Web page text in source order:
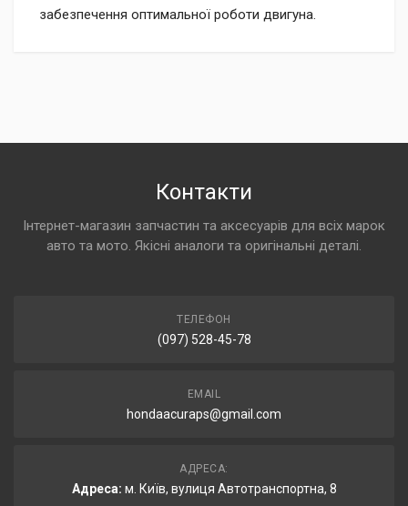
забезпечення оптимальної роботи двигуна.
Контакти
Інтернет-магазин запчастин та аксесуарів для всіх марок
авто та мото. Якісні аналоги та оригінальні деталі.
ТЕЛЕФОН
(097) 528-45-78
EMAIL
hondaacuraps@gmail.com
АДРЕСА:
Адреса: м. Київ, вулиця Автотранспортна, 8